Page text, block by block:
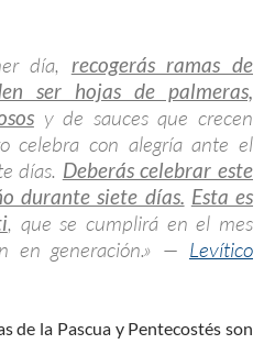
día, recogerás ramas de
ser hojas de palmeras,
y de sauces que crecen
celebra con alegría ante el
días. Deberás celebrar este
durante siete días. Esta es
, que se cumplirá en el mes
en generación.» — Levítico
de la Pascua y Pentecostés son